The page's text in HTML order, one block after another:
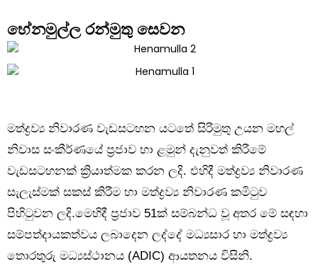
හේනමුල්ල රන්මුතු සෙවන
මත්ද්‍රව්‍ය නිවාරණ වැඩසටහන යටතේ සිරිමුතු උයන මහල්
නිවාස සංකීර්ණයේ ප්‍රජාව හා ළමුන් දැනුවත් කිරීමේ
වැඩසටහනක් ක්‍රියාත්මක කරන ලදි. එහිදී මත්ද්‍රව්‍ය නිවාරණ
සැලැස්මක් සකස් කිරීම හා මත්ද්‍රව්‍ය නිවාරණ කමිටුව
පිහිටුවන ලදි.මෙහිදී ප්‍රජාව 51ක් සම්බන්ධ වූ අතර මේ සඳහා
සම්පත්දායකත්වය ලබාදෙන ලද්දේ මධ්‍යසාර හා මත්ද්‍රව්‍ය
තොරතුරු මධ්‍යස්ථානය (ADIC) ආයතනය විසිනි.